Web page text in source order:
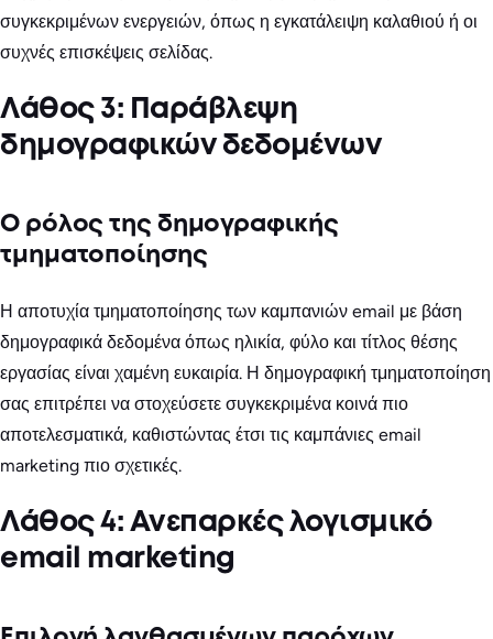
συγκεκριμένων ενεργειών, όπως η εγκατάλειψη καλαθιού ή οι
συχνές επισκέψεις σελίδας.
Λάθος 3: Παράβλεψη
δημογραφικών δεδομένων
Ο ρόλος της δημογραφικής
τμηματοποίησης
Η αποτυχία τμηματοποίησης των καμπανιών email με βάση
δημογραφικά δεδομένα όπως ηλικία, φύλο και τίτλος θέσης
εργασίας είναι χαμένη ευκαιρία. Η δημογραφική τμηματοποίηση
σας επιτρέπει να στοχεύσετε συγκεκριμένα κοινά πιο
αποτελεσματικά, καθιστώντας έτσι τις καμπάνιες email
marketing πιο σχετικές.
Λάθος 4: Ανεπαρκές λογισμικό
email marketing